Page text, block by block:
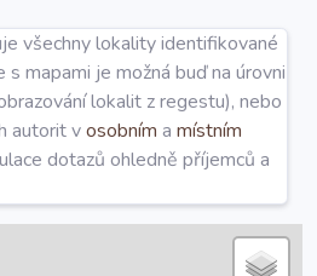
všechny lokality identifikované
mapami je možná buď na úrovni
lokalit z regestu), nebo
autorit vosobním a místním
dotazů ohledně příjemců a